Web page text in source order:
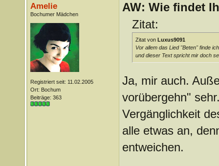
Amelie
Bochumer Mädchen
Registriert seit: 11.02.2005
Ort: Bochum
Beiträge: 363
AW: Wie findet
Zitat:
Zitat von Luxus9091
Vor allem das Lied "Beten" finde
und dieser Text spricht mir doch
Ja, mir auch.
vorübergehn"
Vergänglichkeit
alle etwas an,
entweichen.